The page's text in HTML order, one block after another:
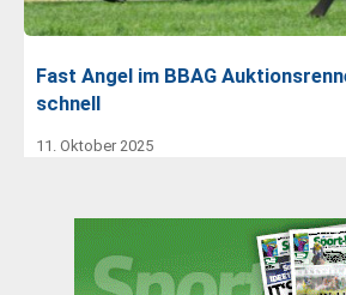
Fast Angel im BBAG
schnell
11. Oktober 2025